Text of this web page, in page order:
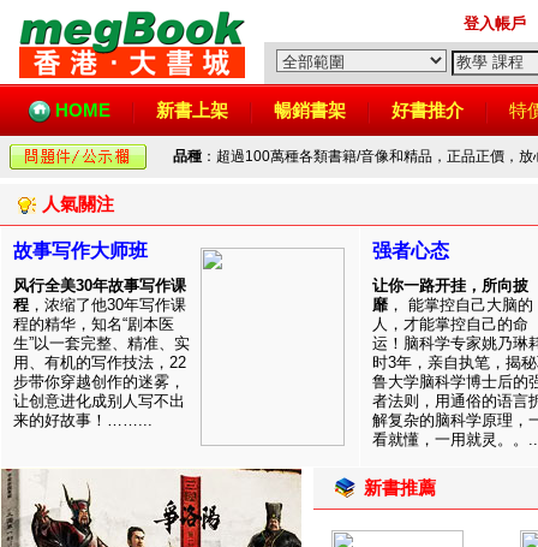
登入帳戶
HOME 新書上架 暢銷書架 好書推介 特
品種 ：超過100萬種各類書籍/音像和精品，正品正價，
人氣關注
故事写作大师班
风行全美30年故事写作课
程 ，浓缩了他30年写作课
程的精华，知名“剧本医
生”以一套完整、精准、实
用、有机的写作技法，22
步带你穿越创作的迷雾，
让创意进化成别人写不出
来的好故事！……...
强者心态
让你一路开挂，所向披
靡 ， 能掌控自己大脑的
人，才能掌控自己的命
运！脑科学专家姚乃琳
时3年，亲自执笔，揭
鲁大学脑科学博士后的
者法则，用通俗的语言
解复杂的脑科学原理，
看就懂，一用就灵。。
新書推薦